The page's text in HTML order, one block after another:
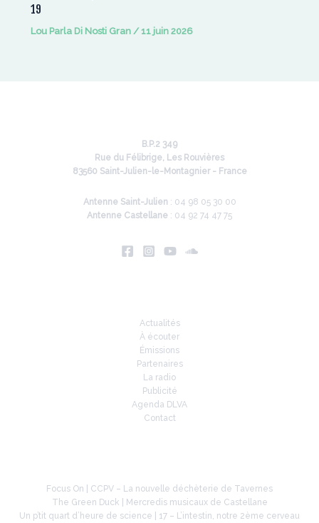
19
Lou Parla Di Nosti Gran/11 juin 2026
B.P.2 349
Rue du Félibrige, Les Rouvières
83560 Saint-Julien-le-Montagnier - France
Antenne Saint-Julien : 04 98 05 30 00
Antenne Castellane : 04 92 74 47 75
Actualités
À écouter
Émissions
Partenaires
La radio
Publicité
Agenda DLVA
Contact
Focus On | CCPV – La nouvelle déchèterie de Tavernes
The Green Duck | Mercredis musicaux de Castellane
Un p’tit quart d’heure de science | 17 – L’intestin, notre 2ème cerveau